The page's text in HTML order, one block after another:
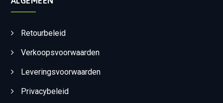
Retourbeleid
Verkoopsvoorwaarden
Leveringsvoorwaarden
Privacybeleid